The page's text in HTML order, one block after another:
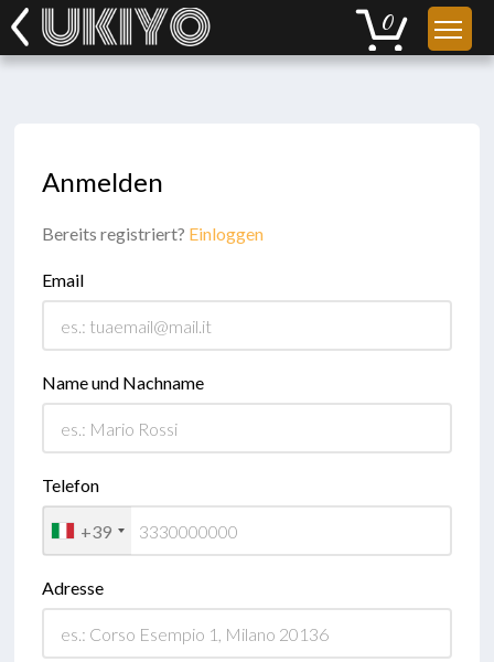
Anmelden
Bereits registriert? Einloggen
Email
Name und Nachname
Telefon
+39
Adresse